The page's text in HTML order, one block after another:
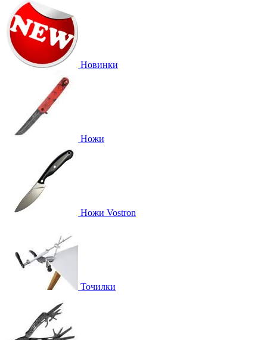
Новинки
Ножи
Ножи Vostron
Точилки